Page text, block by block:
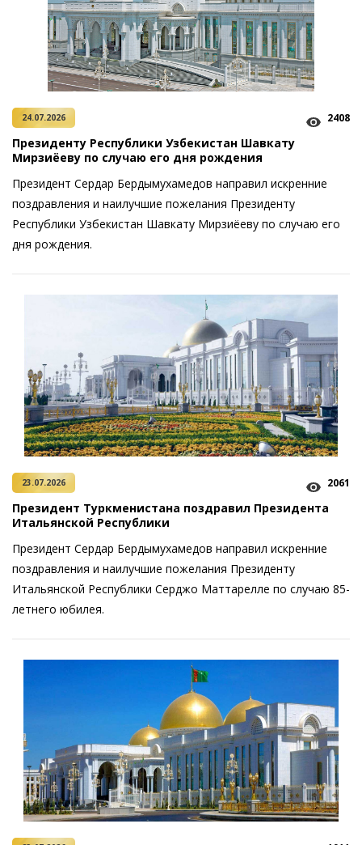
24.07.2026 2408
Президенту Республики Узбекистан Шавкату
Мирзиёеву по случаю его дня рождения
Президент Сердар Бердымухамедов направил искренние
поздравления и наилучшие пожелания Президенту
Республики Узбекистан Шавкату Мирзиёеву по случаю его
дня рождения.
23.07.2026 2061
Президент Туркменистана поздравил Президента
Итальянской Республики
Президент Сердар Бердымухамедов направил искренние
поздравления и наилучшие пожелания Президенту
Итальянской Республики Серджо Маттарелле по случаю 85-
летнего юбилея.